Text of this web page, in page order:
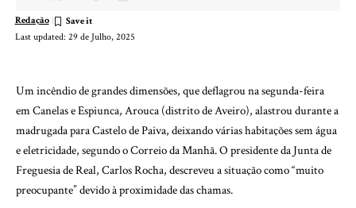
Last updated: 29 de Julho, 2025
Redação
Um incêndio de grandes dimensões, que deflagrou na segunda-feira
em Canelas e Espiunca, Arouca (distrito de Aveiro), alastrou durante a
madrugada para Castelo de Paiva, deixando várias habitações sem água
e eletricidade, segundo o Correio da Manhã. O presidente da Junta de
Freguesia de Real, Carlos Rocha, descreveu a situação como “muito
preocupante” devido à proximidade das chamas.